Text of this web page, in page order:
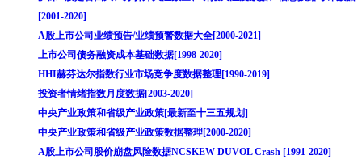
[2001-2020]
A股上市公司业绩预告/业绩预警数据大全[2000-2021]
上市公司债务融资成本基础数据[1998-2020]
HHI赫芬达尔指数行业市场竞争度数据整理[1990-2019]
投资者情绪指数月度数据[2003-2020]
中央产业政策和省级产业政策[最新至十三五规划]
中央产业政策和省级产业政策数据整理[2000-2020]
A股上市公司股价崩盘风险数据NCSKEW DUVOL Crash [1991-2020]